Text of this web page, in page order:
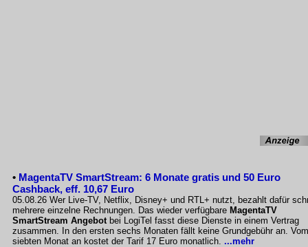
• MagentaTV SmartStream: 6 Monate gratis und 50 Euro
Cashback, eff. 10,67 Euro
05.08.26 Wer Live-TV, Netflix, Disney+ und RTL+ nutzt, bezahlt dafür
mehrere einzelne Rechnungen. Das wieder verfügbare MagentaTV
SmartStream Angebotbei LogiTel fasst diese Dienste in einem Vertrag
zusammen. In den ersten sechs Monaten fällt keine Grundgebühr an. Vom
siebten Monat an kostet der Tarif 17 Euro monatlich. ...mehr